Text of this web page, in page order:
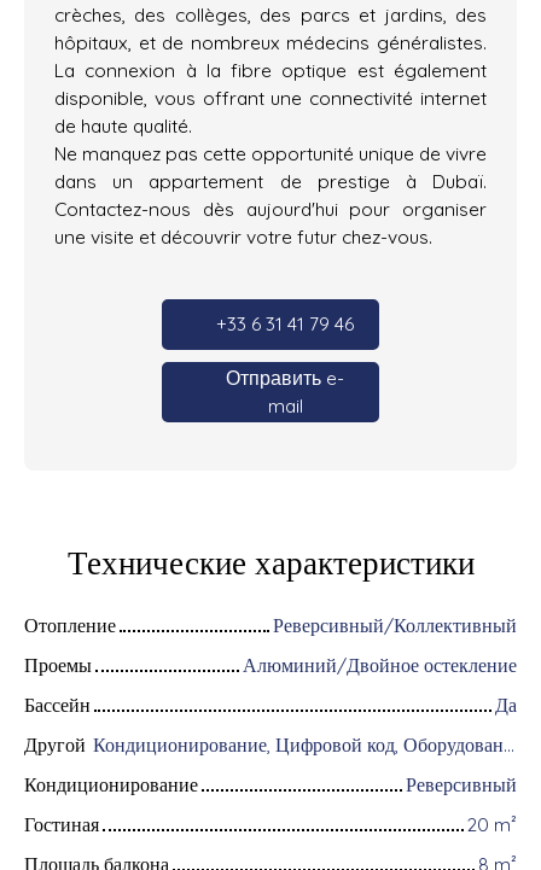
crèches, des collèges, des parcs et jardins, des
hôpitaux, et de nombreux médecins généralistes.
La connexion à la fibre optique est également
disponible, vous offrant une connectivité internet
de haute qualité.
Ne manquez pas cette opportunité unique de vivre
dans un appartement de prestige à Dubaï.
Contactez-nous dès aujourd'hui pour organiser
une visite et découvrir votre futur chez-vous.
+33 6 31 41 79 46
Отправить e-
mail
Технические характеристики
Отопление
Реверсивный/Коллективный
Проемы
Алюминий/Двойное остекление
Бассейн
Да
Другой
Кондиционирование, Цифровой код, Оборудование для домашней автоматизации, Оптоволоконный интернет, Хранитель, Интерком, Моторизованные ворота, Бронированная дверь, Система охранной сигнализации, Видеофон
Кондиционирование
Реверсивный
Гостиная
20 m²
Площадь балкона
8 m²